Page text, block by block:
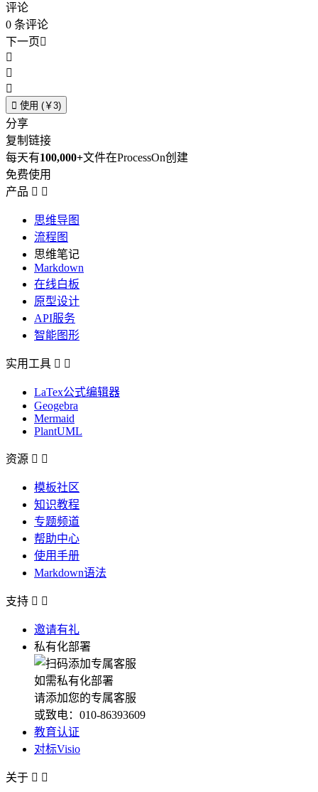
评论
0 条评论
下一页



 使用 (￥3)
分享
复制链接
每天有100,000+文件在ProcessOn创建
免费使用
产品  
思维导图
流程图
思维笔记
Markdown
在线白板
原型设计
API服务
智能图形
实用工具  
LaTex公式编辑器
Geogebra
Mermaid
PlantUML
资源  
模板社区
知识教程
专题频道
帮助中心
使用手册
Markdown语法
支持  
邀请有礼
私有化部署
如需私有化部署
请添加您的专属客服
或致电：010-86393609
教育认证
对标Visio
关于  